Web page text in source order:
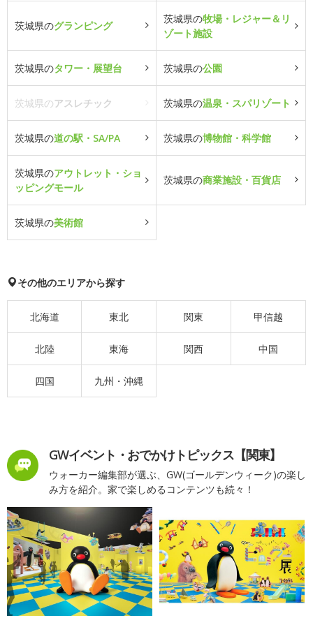
茨城県のグランピング
茨城県の牧場・レジャー＆リ
ゾート施設
茨城県のタワー・展望台 茨城県の公園
茨城県のアスレチック 茨城県の温泉・スパリゾート
茨城県の道の駅・SA/PA 茨城県の博物館・科学館
茨城県のアウトレット・ショ
ッピングモール
茨城県の商業施設・百貨店
茨城県の美術館
その他のエリアから探す
北海道 東北 関東 甲信越
北陸 東海 関西 中国
四国 九州・沖縄
GWイベント・おでかけトピックス【関東】
ウォーカー編集部が選ぶ、GW(ゴールデンウィーク)の楽し
み方を紹介。家で楽しめるコンテンツも続々！